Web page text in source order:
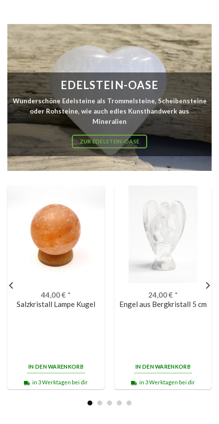
44,00€ *
Salzkristall Lampe Kugel
IN DEN WARENKORB
in 3 Werktagen bei dir
24,00€ *
Engel aus Bergkristall 5 cm
IN DEN WARENKORB
in 3 Werktagen bei dir
EDELSTEIN-OASE
Wunderschöne Edelsteine als Trommelsteine, Scheibensteine
oder Rohsteine, wie auch edles Kunsthandwerk aus
Mineralien
ZUR EDELSTEIN-OASE